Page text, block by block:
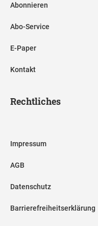
Abonnieren
Abo-Service
E-Paper
Kontakt
Rechtliches
Impressum
AGB
Datenschutz
Barrierefreiheitserklärung